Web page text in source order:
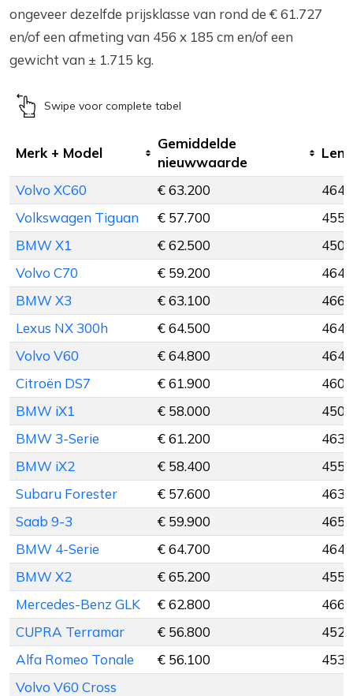
ongeveer dezelfde prijsklasse van rond de € 61.727
en/of een afmeting van 456 x 185 cm en/of een
gewicht van ± 1.715 kg.
Swipe voor complete tabel
Merk + Model
Gemiddelde
nieuwwaarde
Volvo XC60 € 63.200
464
Volkswagen Tiguan
€ 57.700
455
BMW X1
€ 62.500
450
Volvo C70
€ 59.200
464
BMW X3
€ 63.100
466
Lexus NX 300h
€ 64.500
464
Volvo V60
€ 64.800
464
Citroën DS7
€ 61.900
460
BMW iX1
€ 58.000
450
BMW 3-Serie
€ 61.200
463
BMW iX2
€ 58.400
455
Subaru Forester
€ 57.600
463
Saab 9-3
€ 59.900
465
BMW 4-Serie
€ 64.700
464
BMW X2
€ 65.200
455
Mercedes-Benz GLK
€ 62.800
466
CUPRA Terramar
€ 56.800
452
Alfa Romeo Tonale
€ 56.100
453
Volvo V60 Cross